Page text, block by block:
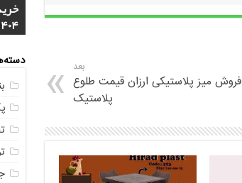
بعد
فروش میز پلاستیکی ارزان قیمت طلوع
پلاستیک
4